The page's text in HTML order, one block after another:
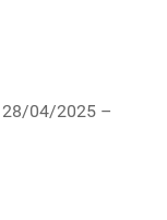
28/04/2025 –